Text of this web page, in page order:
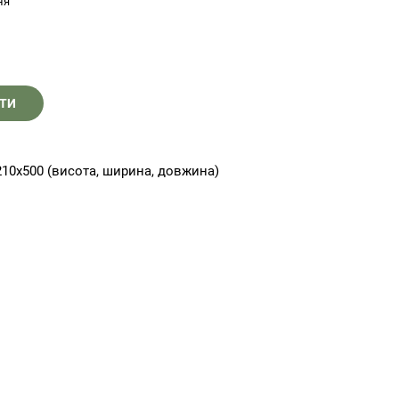
(висота, ширина, довжина)